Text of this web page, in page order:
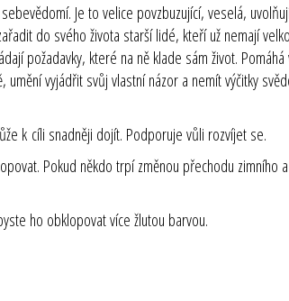
Je to velice povzbuzující, veselá,
do svého života starší lidé, kteří už nemají
požadavky, které na ně klade sám život.
vyjádřit svůj vlastní názor a nemít výčitky
k cíli snadněji dojít. Podporuje vůli rozvíjet se.
Pokud někdo trpí změnou přechodu zimního
ho obklopovat více žlutou barvou.